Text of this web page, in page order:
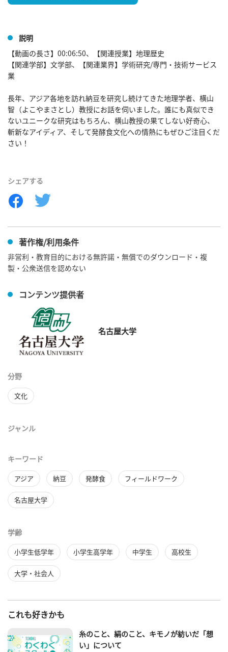
説明
【動画の長さ】00:06:50、【関連授業】地理歴史
【関連学部】文学部、【関連業界】学術研究/専門・技術サービス
業
長年、アジア各地を訪れ納豆を研究し続けてきた地理学者、横山
智（よこやまさとし）教授にお話を伺いました。誰にも真似でき
ないユニークな研究はもちろん、横山教授の果てしない好奇心、
斬新なアイディア、そして発酵食文化への情熱にもぜひご注目くだ
さい！
シェアする
著作権/利用条件
非営利・教育目的における無許諾・無償でのダウンロード・複
製・公衆送信を認めない
コンテンツ提供者
名古屋大学
分野
文化
ジャンル
キーワード
アジア 納豆 発酵食 フィールドワーク
名古屋大学
学齢
小学生低学年 小学生高学年 中学生 高校生
大学・社会人
これも好きかも
糸のこと、絹のこと、キモノが紡いだ「想
い」について